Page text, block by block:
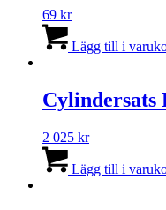
69 kr
Lägg till i
Cylindersats
2 025 kr
Lägg till i